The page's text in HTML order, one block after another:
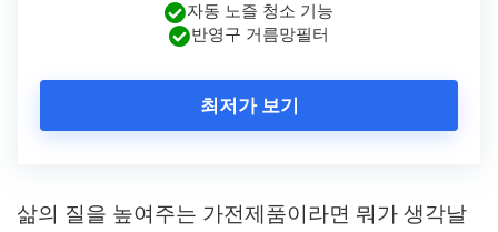
자동 노즐 청소 기능
반영구 거름망필터
최저가 보기
삶의 질을 높여주는 가전제품이라면 뭐가 생각날